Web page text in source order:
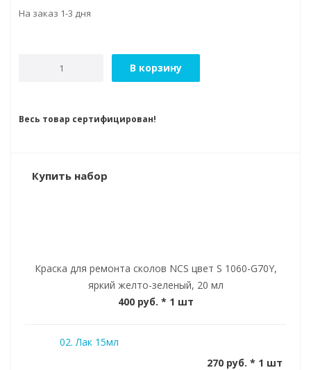
На заказ 1-3 дня
В корзину
Весь товар сертифицирован!
Купить набор
Краска для ремонта сколов NCS цвет S 1060-G70Y,
яркий желто-зеленый, 20 мл
400 руб. * 1 шт
02. Лак 15мл
270 руб. * 1 шт